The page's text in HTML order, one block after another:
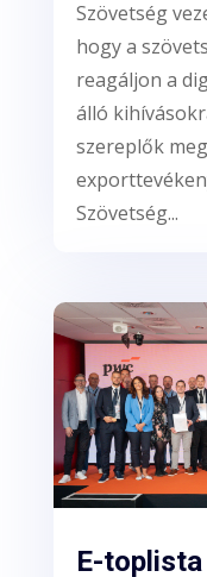
Szövetség
hogy a
reagáljon a
álló
szereplők
Szövetség...
E-